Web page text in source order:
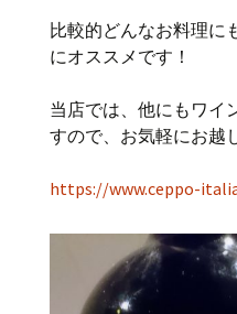
比較的どんなお料理に
にオススメです！
当店では、他にもワイ
すので、お気軽にお越
https://www.ceppo-